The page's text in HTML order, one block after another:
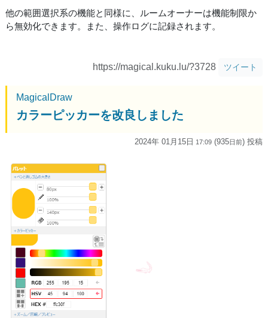
他の範囲選択系の機能と同様に、ルームオーナーは機能制限か
ら無効化できます。また、操作ログに記録されます。
https://magical.kuku.lu/?3728 ツイート
MagicalDraw
カラーピッカーを改良しました
2024年 01月15日 17:09 (935日前) 投稿